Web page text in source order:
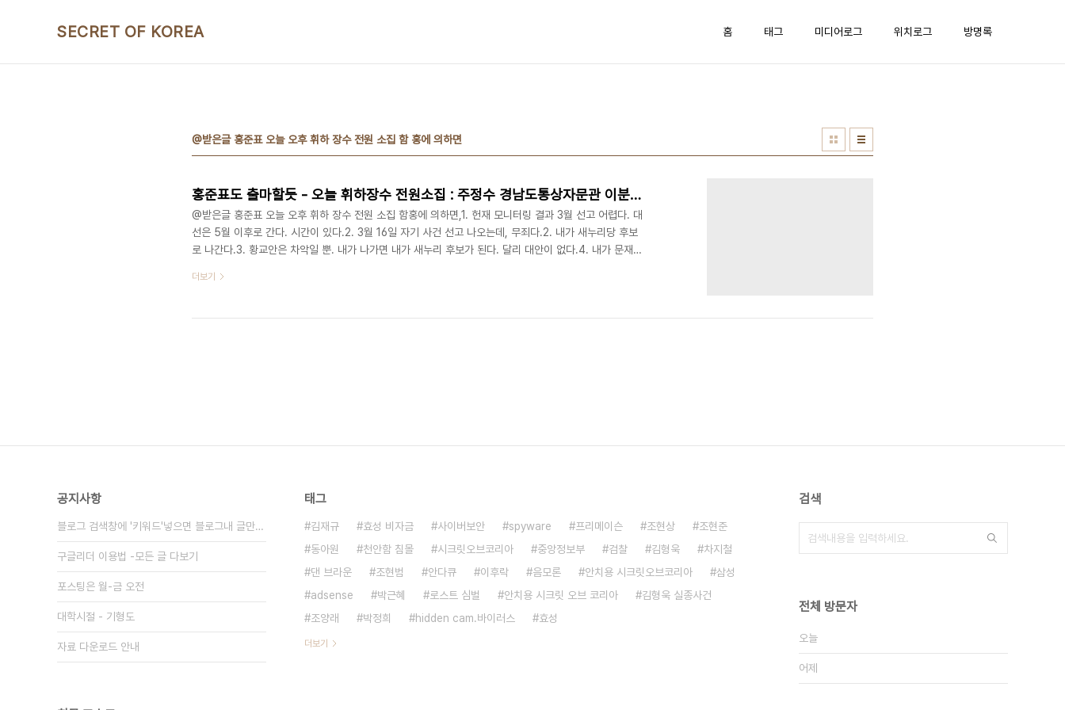
SECRET OF KOREA 홈 태그 미디어로그 위치로그 방명록
@받은글 홍준표 오늘 오후 휘하 장수 전원 소집 함 홍에 의하면
홍준표도 출마할듯 - 오늘 휘하장수 전원소집 : 주정수 경남도통상자문관 이분을 잘 살펴보길
@받은글 홍준표 오늘 오후 휘하 장수 전원 소집 함홍에 의하면,1. 헌재 모니터링 결과 3월 선고 어렵다. 대
선은 5월 이후로 간다. 시간이 있다.2. 3월 16일 자기 사건 선고 나오는데, 무죄다.2. 내가 새누리당 후보
로 나간다.3. 황교안은 차악일 뿐. 내가 나가면 내가 새누리 후보가 된다. 달리 대안이 없다.4. 내가 문재인
더보기
공지사항
블로그 검색창에 '키워드'넣으면 블로그내 글만 검색
구글리더 이용법 -모든 글 다보기
포스팅은 월-금 오전
대학시절 - 기형도
자료 다운로드 안내
태그
김재규 효성 비자금 사이버보안 spyware 프리메이슨 조현상
조현준
동아원
천안함 침몰 시크릿오브코리아 중앙정보부 검찰 김형욱
차지철
댄 브라운
조현범 안다큐 이후락 음모론 안치용 시크릿오브코리아
삼성
adsense
박근혜 로스트 심벌 안치용 시크릿 오브 코리아
김형욱 실종사건
조양래
박정희 hidden cam.바이러스 효성
더보기
검색
전체 방문자
오늘
어제